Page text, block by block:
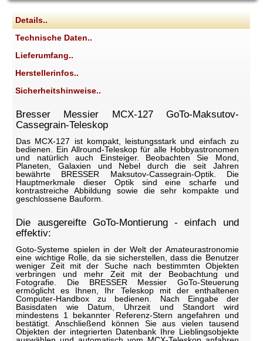
Details..
Technische Daten..
Lieferumfang..
Herstellerinfos..
Sicherheitshinweise..
Bresser Messier MCX-127 GoTo-Maksutov-
Cassegrain-Teleskop
Das MCX-127 ist kompakt, leistungsstark und einfach zu
bedienen. Ein Allround-Teleskop für alle Hobbyastronomen
und natürlich auch Einsteiger. Beobachten Sie Mond,
Planeten, Galaxien und Nebel durch die seit Jahren
bewährte BRESSER Maksutov-Cassegrain-Optik. Die
Hauptmerkmale dieser Optik sind eine scharfe und
kontrastreiche Abbildung sowie die sehr kompakte und
geschlossene Bauform.
Die ausgereifte GoTo-Montierung - einfach und
effektiv:
Goto-Systeme spielen in der Welt der Amateurastronomie
eine wichtige Rolle, da sie sicherstellen, dass die Benutzer
weniger Zeit mit der Suche nach bestimmten Objekten
verbringen und mehr Zeit mit der Beobachtung und
Fotografie. Die BRESSER Messier GoTo-Steuerung
ermöglicht es Ihnen, Ihr Teleskop mit der enthaltenen
Computer-Handbox zu bedienen. Nach Eingabe der
Basisdaten wie Datum, Uhrzeit und Standort wird
mindestens 1 bekannter Referenz-Stern angefahren und
bestätigt. Anschließend können Sie aus vielen tausend
Objekten der integrierten Datenbank Ihre Lieblingsobjekte